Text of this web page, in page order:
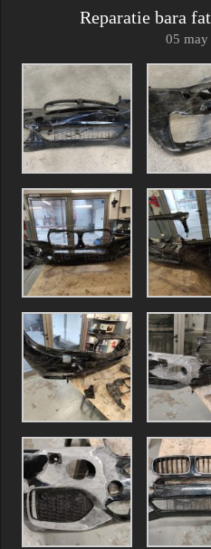
Reparatie bara